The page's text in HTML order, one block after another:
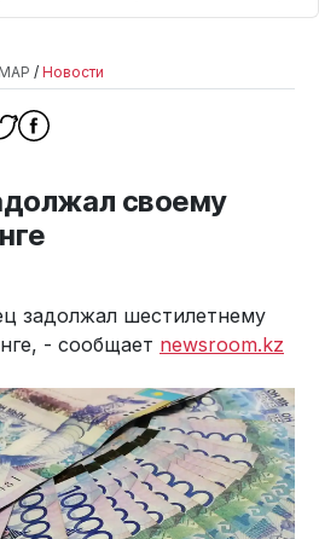
/ Новости
своему
задолжал шестилетнему
- сообщает newsroom.kz